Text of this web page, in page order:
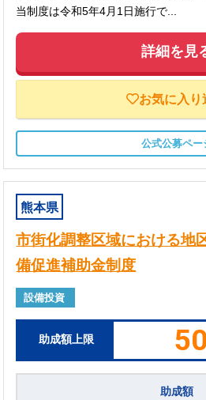
当制度は令和5年4月1日施行で...
詳細を見
お気に入り
公式公募ペー
熊本県
市街化調整区域における地
備促進補助金制度
設備投資
助成額上限
助成額